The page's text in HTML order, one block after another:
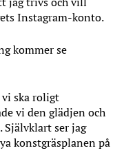
Instagram-konto.
kommer se
vi ska roligt
vi den glädjen och
Självklart ser jag
konstgräsplanen på